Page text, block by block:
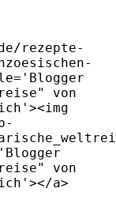
rezepte-
von
von
a>